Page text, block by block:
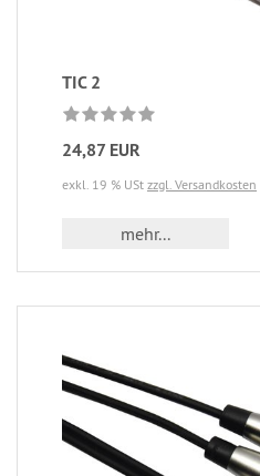
TIC 2
24,87 EUR
exkl. 19 % USt zzgl. Versandkosten
mehr...